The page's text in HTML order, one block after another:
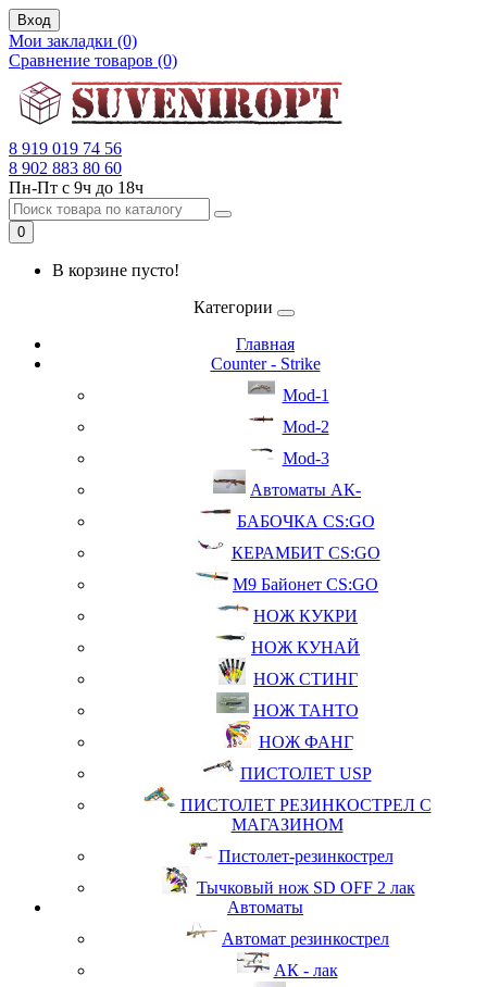
Вход
Мои закладки (0)
Сравнение товаров (0)
8 919 019 74 56
8 902 883 80 60
Пн-Пт с 9ч до 18ч
0
В корзине пусто!
Категории
Главная
Counter - Strike
Mod-1
Mod-2
Mod-3
Автоматы АК-
БАБОЧКА CS:GO
КЕРАМБИТ CS:GO
М9 Байонет CS:GO
НОЖ КУКРИ
НОЖ КУНАЙ
НОЖ СТИНГ
НОЖ ТАНТО
НОЖ ФАНГ
ПИСТОЛЕТ USP
ПИСТОЛЕТ РЕЗИНКОСТРЕЛ С
МАГАЗИНОМ
Пистолет-резинкострел
Тычковый нож SD OFF 2 лак
Автоматы
Автомат резинкострел
АК - лак